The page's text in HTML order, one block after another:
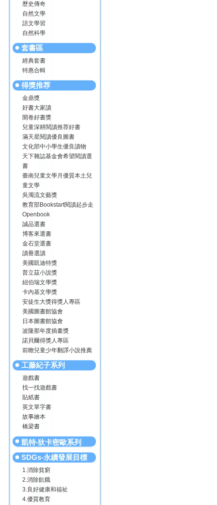
歷史傳奇
自然文學
語文學習
自然科學
套書區
經典套書
特惠合輯
得獎推荐
金鼎獎
好書大家讀
開卷好書獎
兒童深耕閱讀推荐好書
滿天星閱讀優良圖書
文化部中小學生優良讀物
天下雜誌基金會希望閱讀選
書
臺南兒童文學月優質本土兒
童文學
吳濁流文藝獎
教育部Bookstart閱讀起步走
Openbook
誠品選書
博客來選書
金石堂選書
讀冊選讀
美國凱迪特獎
普立茲小說獎
紐伯瑞文學獎
卡內基文學獎
安徒生大獎得獎人專區
美國圖書館協會
日本圖書館協會
波隆那年度插畫獎
諾貝爾得獎人專區
前瞻兒童少年翻譯小說推薦
工藤紀子系列
遊戲書
找一找遊戲書
貼紙書
英文單字書
故事繪本
橋梁書
凱特‧狄卡密歐系列
SDGs-永續發展目標
1.消除貧窮
2.消除飢餓
3.良好健康和福祉
4.優質教育